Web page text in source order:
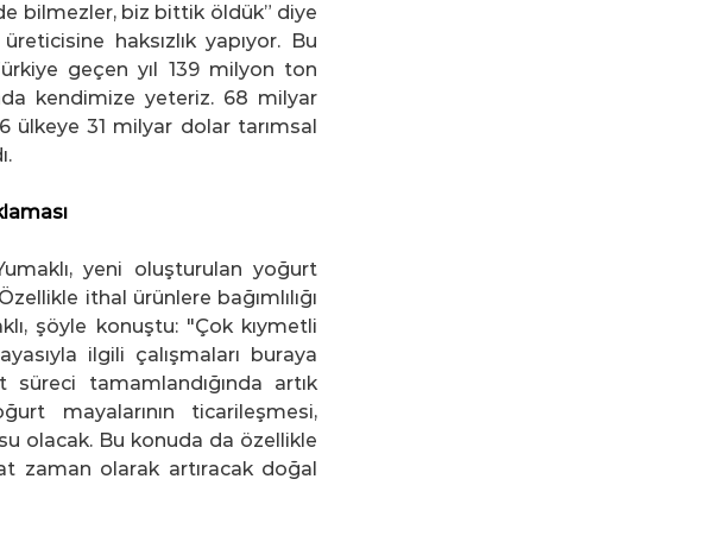
bilmezler, biz bittik öldük” diye
haksızlık yapıyor. Bu
geçen yıl 139 milyon ton
kendimize yeteriz. 68 milyar
ülkeye 31 milyar dolar tarımsal
yeni oluşturulan yoğurt
ithal ürünlere bağımlılığı
şöyle konuştu: "Çok kıymetli
ilgili çalışmaları buraya
tamamlandığında artık
mayalarının ticarileşmesi,
olacak. Bu konuda da özellikle
zaman olarak artıracak doğal